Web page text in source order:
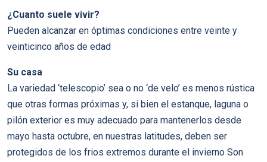
¿Cuanto suele vivir?
Pueden alcanzar en óptimas condiciones entre veinte y
veinticinco años de edad
Su casa
La variedad ‘telescopio’ sea o no ‘de velo’ es menos rústica
que otras formas próximas y, si bien el estanque, laguna o
pilón exterior es muy adecuado para mantenerlos desde
mayo hasta octubre, en nuestras latitudes, deben ser
protegidos de los frios extremos durante el invierno Son